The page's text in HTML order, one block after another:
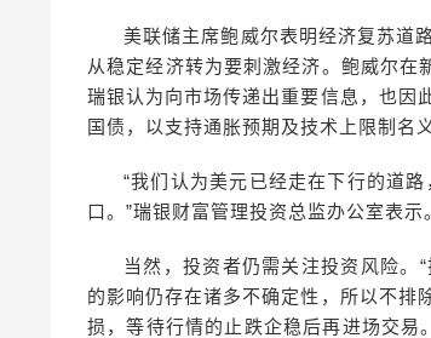
美联储主席鲍威尔表明经济复苏道
从稳定经济转为要刺激经济。鲍威尔在
瑞银认为向市场传递出重要信息，也因
国债，以支持通胀预期及技术上限制名
“我们认为美元已经走在下行的道
口。”瑞银财富管理投资总监办公室表示
当然，投资者仍需关注投资风险。
的影响仍存在诸多不确定性，所以不排
损，等待行情的止跌企稳后再进场交